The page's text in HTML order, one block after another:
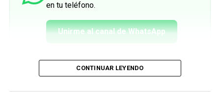
en tu teléfono.
Unirme al canal de WhatsApp
CONTINUAR LEYENDO